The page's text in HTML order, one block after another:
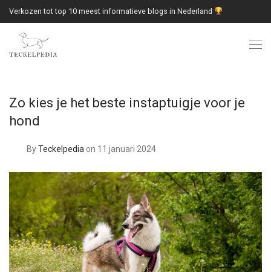
Verkozen tot top 10 meest informatieve blogs in Nederland
Zo kies je het beste instaptuigje voor je
hond
ByTeckelpedia on 11 januari 2024